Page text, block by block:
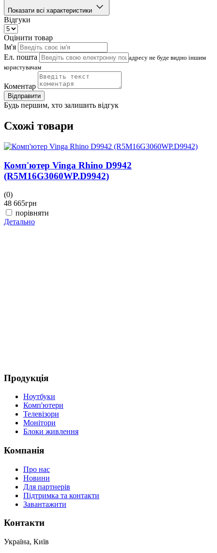
Показати всі характеристики
Відгуки
Оцінити товар
Ім'я
Ел. пошта
адресу не буде видно іншим
користувачам
Коментар
Відправити
Будь першим, хто залишить відгук
Схожі товари
Комп'ютер Vinga Rhino D9942
(R5M16G3060WP.D9942)
(0)
48 665грн
порівняти
Детально
Продукція
Ноутбуки
Комп'ютери
Телевізори
Монітори
Блоки живлення
Компанія
Про нас
Новини
Для партнерів
Підтримка та контакти
Завантажити
Контакти
Україна, Київ